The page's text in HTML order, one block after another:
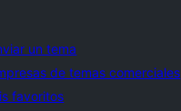
un tema
de temas comerciales
favoritos